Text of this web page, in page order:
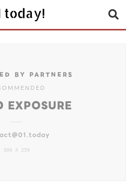
today!
BY PARTNERS
EXPOSURE
300 X 250